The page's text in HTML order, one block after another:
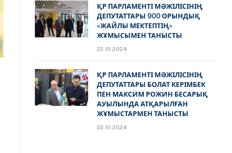
ҚР ПАРЛАМЕНТІ МӘЖІЛІСІНІҢ
ДЕПУТАТТАРЫ 900 ОРЫНДЫҚ
«ЖАЙЛЫ МЕКТЕПТІҢ»
ЖҰМЫСЫМЕН ТАНЫСТЫ
22.10.2024
ҚР ПАРЛАМЕНТІ МӘЖІЛІСІНІҢ
ДЕПУТАТТАРЫ БОЛАТ КЕРІМБЕК
ПЕН МАКСИМ РОЖИН БЕСАРЫҚ
АУЫЛЫНДА АТҚАРЫЛҒАН
ЖҰМЫСТАРМЕН ТАНЫСТЫ
22.10.2024